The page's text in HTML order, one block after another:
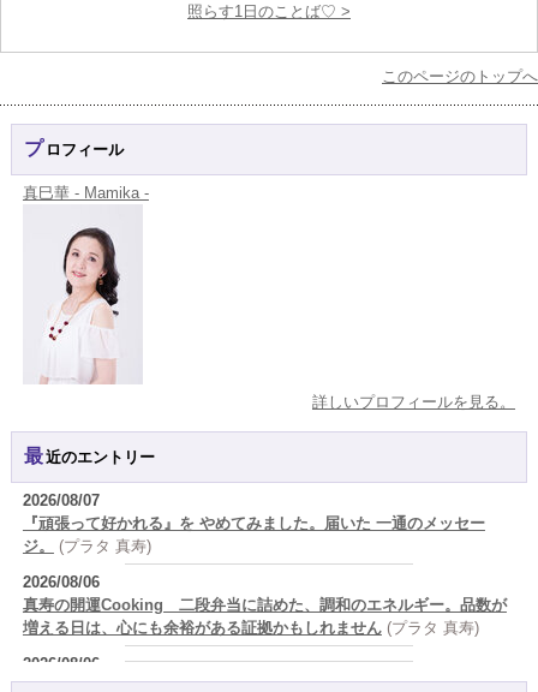
照らす1日のことば♡ >
このページのトップへ
プロフィール
真巳華 - Mamika -
詳しいプロフィールを見る。
最近のエントリー
2026/08/07
『頑張って好かれる』を やめてみました。届いた 一通のメッセー
ジ。
(プラタ 真寿)
2026/08/06
真寿の開運Cooking 二段弁当に詰めた、調和のエネルギー。品数が
増える日は、心にも余裕がある証拠かもしれません (プラタ 真寿)
2026/08/06
理解されたい人ほど、相手を理解することを忘れてしまう。 (唯真 伊